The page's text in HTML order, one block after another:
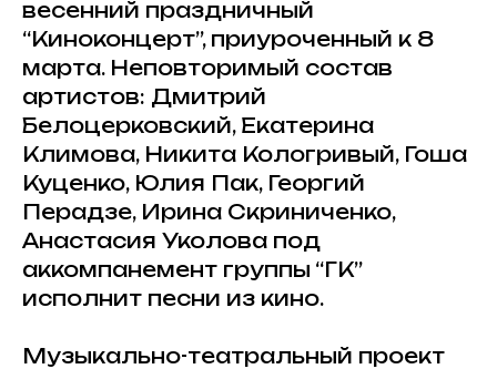
весенний праздничный
“Киноконцерт”, приуроченный к 8
марта. Неповторимый состав
артистов: Дмитрий
Белоцерковский, Екатерина
Климова, Никита Кологривый, Гоша
Куценко, Юлия Пак, Георгий
Перадзе, Ирина Скриниченко,
Анастасия Уколова под
аккомпанемент группы “ГК”
исполнит песни из кино.
Музыкально-театральный проект